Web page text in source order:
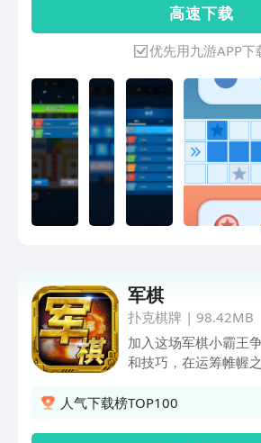
被逐回基地；5. 吃子
在同一格，并且不在
机，发生撞机时，敌
6. 逐回基地：在游戏
点或者被逐回基地或
点，则游戏者可以连
示点数不是6点或游
先将全部 4 个棋子都
胜。【游戏特色】1.
脑对战PK；2.本地对
网，支持本地玩家在
则简单，乐趣无穷！
高 速 下 载
优先用九游APP下
军棋
扑克棋牌 | 98.42MB
加入这场军棋小霸王
和技巧，在运筹帷幄
有胆量你就来！ 【腾
人气下载榜TOP100